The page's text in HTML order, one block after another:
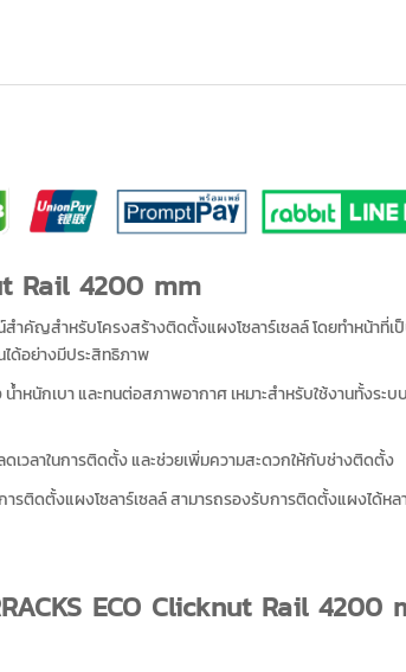
Rail 4200 mm
ำคัญสำหรับโครงสร้างติดตั้งแผงโซลาร์เซลล์ โดยทำหน้าที่เ
ด้อย่างมีประสิทธิภาพ
หนักเบา และทนต่อสภาพอากาศ เหมาะสำหรับใช้งานทั้งระบ
เวลาในการติดตั้ง และช่วยเพิ่มความสะดวกให้กับช่างติดตั้ง
ารติดตั้งแผงโซลาร์เซลล์ สามารถรองรับการติดตั้งแผงได้
ECO Clicknut Rail 4200